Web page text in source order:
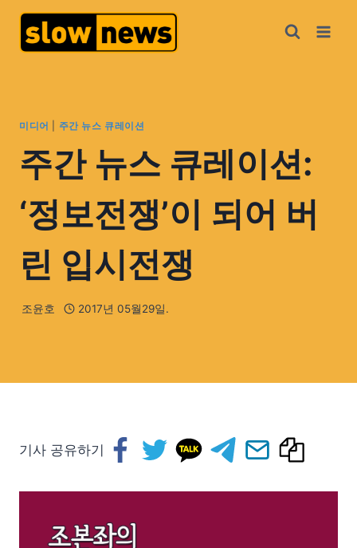
미디어 주간 뉴스 큐레이션
주간 뉴스 큐레이션:
‘정보전쟁’이 되어 버
린 입시전쟁
조윤호 2017년 05월29일.
기사 공유하기